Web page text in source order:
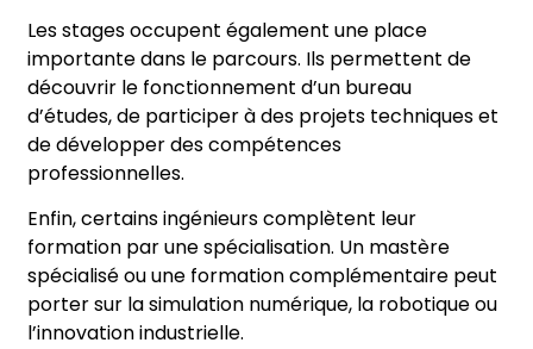
Les stages occupent également une place
importante dans le parcours. Ils permettent de
découvrir le fonctionnement d’un bureau
d’études, de participer à des projets techniques et
de développer des compétences
professionnelles.
Enfin, certains ingénieurs complètent leur
formation par une spécialisation. Un mastère
spécialisé ou une formation complémentaire peut
porter sur la simulation numérique, la robotique ou
l’innovation industrielle.